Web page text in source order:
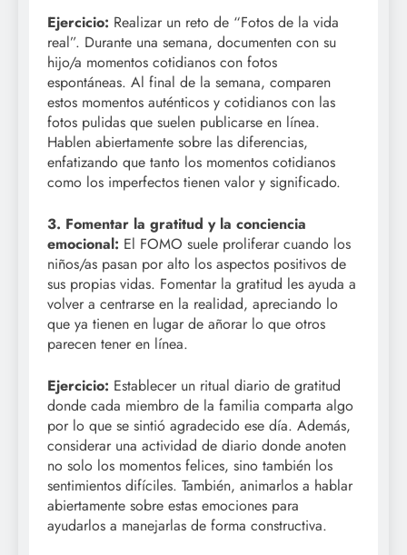
Ejercicio: Realizar un reto de “Fotos de la vida
real”. Durante una semana, documenten con su
hijo/a momentos cotidianos con fotos
espontáneas. Al final de la semana, comparen
estos momentos auténticos y cotidianos con las
fotos pulidas que suelen publicarse en línea.
Hablen abiertamente sobre las diferencias,
enfatizando que tanto los momentos cotidianos
como los imperfectos tienen valor y significado.
3. Fomentar la gratitud y la conciencia
emocional: El FOMO suele proliferar cuando los
niños/as pasan por alto los aspectos positivos de
sus propias vidas. Fomentar la gratitud les ayuda a
volver a centrarse en la realidad, apreciando lo
que ya tienen en lugar de añorar lo que otros
parecen tener en línea.
Ejercicio: Establecer un ritual diario de gratitud
donde cada miembro de la familia comparta algo
por lo que se sintió agradecido ese día. Además,
considerar una actividad de diario donde anoten
no solo los momentos felices, sino también los
sentimientos difíciles. También, animarlos a hablar
abiertamente sobre estas emociones para
ayudarlos a manejarlas de forma constructiva.